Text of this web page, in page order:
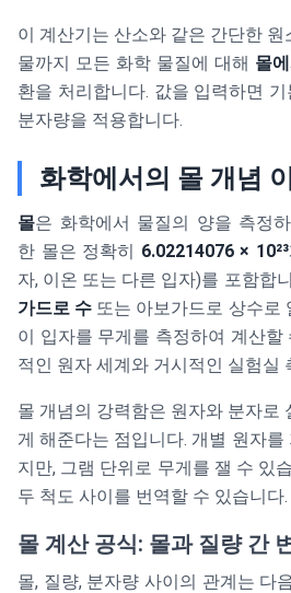
이 계산기는 산소와 같은 간단한
물까지 모든 화학 물질에 대해 몰
환을 처리합니다. 값을 입력하면
분자량을 적용합니다.
화학에서의 몰 개념
몰은 화학에서 물질의 양을 측정
한 몰은 정확히 6.02214076 × 10²³
자, 이온 또는 다른 입자)를 포함합
가드로 수 또는 아보가드로 상수로
이 입자를 무게를 측정하여 계산할
적인 원자 세계와 거시적인 실험실
몰 개념의 강력함은 원자와 분자로
게 해준다는 점입니다. 개별 원자
지만, 그램 단위로 무게를 잴 수 있
두 척도 사이를 번역할 수 있습니다.
몰 계산 공식: 몰과 질량 간
몰, 질량, 분자량 사이의 관계는 다